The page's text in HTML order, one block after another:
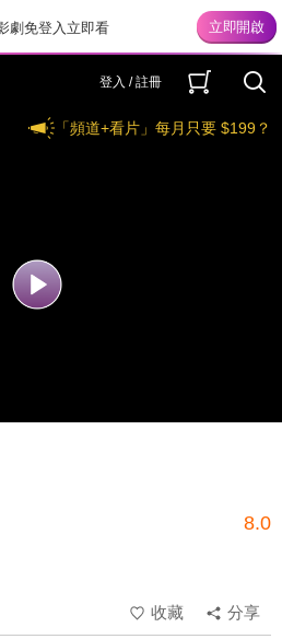
劇免登入立即看
登入 / 註冊
「頻道+看片」每月只要 $199？
8.0
收藏
分享